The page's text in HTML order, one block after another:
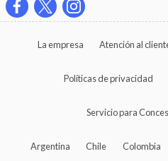
La empresa Atención al
Políticas de privacidad
Servicio para
Argentina Chile Colombia